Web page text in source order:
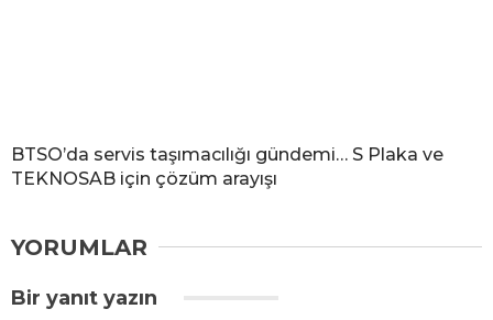
BTSO’da servis taşımacılığı gündemi… S Plaka ve
TEKNOSAB için çözüm arayışı
YORUMLAR
Bir yanıt yazın